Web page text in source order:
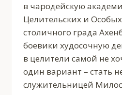
в чародейскую
Целительских и Особых
столичного града
боевики худосочную
в целители самой не
один вариант – стать
служительницей